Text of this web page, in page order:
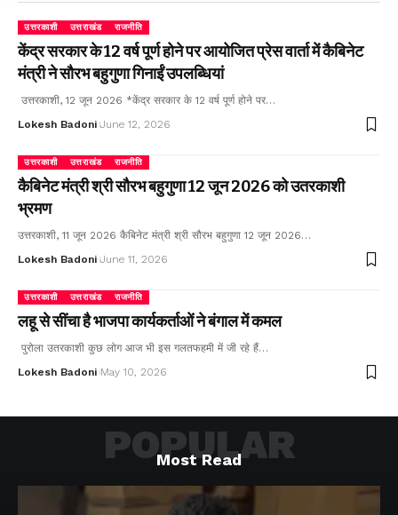
उत्तरकाशी उत्तराखंड राजनीति
केंद्र सरकार के 12 वर्ष पूर्ण होने पर आयोजित प्रेस वार्ता में कैबिनेट
मंत्री ने सौरभ बहुगुणा गिनाईं उपलब्धियां
उत्तरकाशी, 12 जून 2026 *केंद्र सरकार के 12 वर्ष पूर्ण होने पर…
Lokesh Badoni June 12, 2026
उत्तरकाशी उत्तराखंड राजनीति
कैबिनेट मंत्री श्री सौरभ बहुगुणा 12 जून 2026 को उतरकाशी
भ्रमण
उत्तरकाशी, 11 जून 2026 कैबिनेट मंत्री श्री सौरभ बहुगुणा 12 जून 2026…
Lokesh Badoni June 11, 2026
उत्तरकाशी उत्तराखंड राजनीति
लहू से सींचा है भाजपा कार्यकर्ताओं ने बंगाल में कमल
पुरोला उतरकाशी कुछ लोग आज भी इस गलतफहमी में जी रहे हैं…
Lokesh Badoni May 10, 2026
Most Read
POPULAR